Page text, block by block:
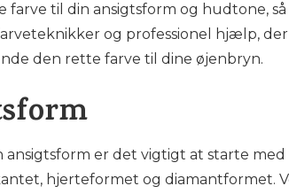
til din ansigtsform og hudtone,
og professionel hjælp,
den rette farve til dine øjenbryn.
er det vigtigt at starte
hjerteformet og diamantformet.